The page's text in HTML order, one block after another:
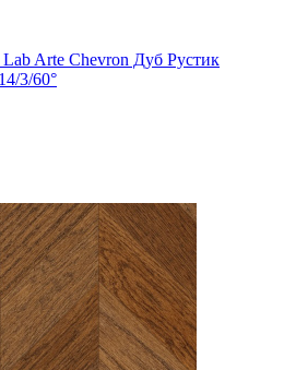
Arte Chevron Дуб Рустик
3/60°